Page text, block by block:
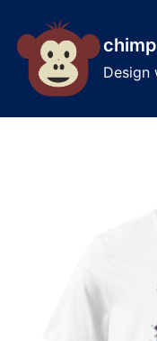
content
Design